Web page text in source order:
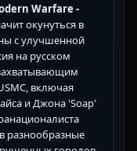
Warfare -
окунуться в
с улучшенной
на русском
включая
и Джона 'Soap'
разнообразные